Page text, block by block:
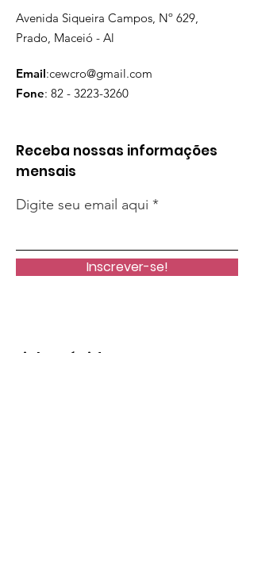
Avenida Siqueira Campos, Nº 629,
Prado, Maceió - Al
Email:cewcro@gmail.com
Fone: 82 - 3223-3260
Receba nossas informações
mensais
Digite seu email aqui
Inscrever-se!
Links Rápidos